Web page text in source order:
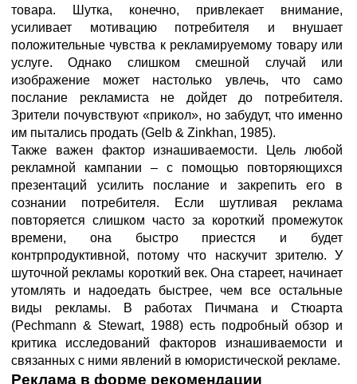
товара. Шутка, конечно, привлекает внимание,
усиливает мотивацию потребителя и внушает
положительные чувства к рекламируемому товару или
услуге. Однако слишком смешной случай или
изображение может настолько увлечь, что само
послание рекламиста не дойдет до потребителя.
Зрители почувствуют «прикол», но забудут, что именно
им пытались продать (Gelb & Zinkhan, 1985).
Также важен фактор изнашиваемости. Цель любой
рекламной кампании – с помощью повторяющихся
презентаций усилить послание и закрепить его в
сознании потребителя. Если шутливая реклама
повторяется слишком часто за короткий промежуток
времени, она быстро приестся и будет
контрпродуктивной, потому что наскучит зрителю. У
шуточной рекламы короткий век. Она стареет, начинает
утомлять и надоедать быстрее, чем все остальные
виды рекламы. В работах Пичмана и Стюарта
(Pechmann & Stewart, 1988) есть подробный обзор и
критика исследований факторов изнашиваемости и
связанных с ними явлений в юмористической рекламе.
Реклама в форме рекомендации